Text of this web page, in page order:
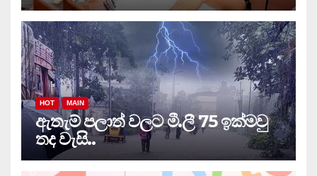
HOT MAIN
ඇතැම් පලාත් වලට මී.ලී 75 ඉක්මවු
තද වැසි..